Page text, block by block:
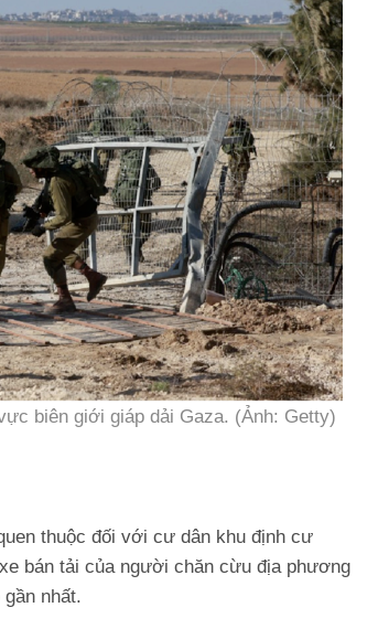
biên giới giáp dải Gaza. (Ảnh: Getty)
thuộc đối với cư dân khu định cư
bán tải của người chăn cừu địa phương
nhất.